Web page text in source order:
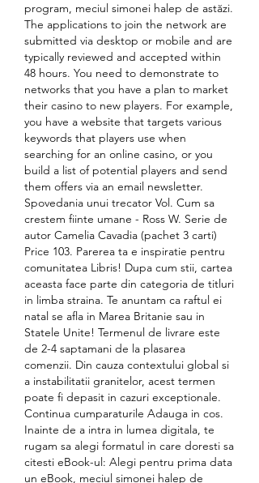
program, meciul simonei halep de astăzi.
The applications to join the network are
submitted via desktop or mobile and are
typically reviewed and accepted within
48 hours. You need to demonstrate to
networks that you have a plan to market
their casino to new players. For example,
you have a website that targets various
keywords that players use when
searching for an online casino, or you
build a list of potential players and send
them offers via an email newsletter.
Spovedania unui trecator Vol. Cum sa
crestem fiinte umane - Ross W. Serie de
autor Camelia Cavadia (pachet 3 carti)
Price 103. Parerea ta e inspiratie pentru
comunitatea Libris! Dupa cum stii, cartea
aceasta face parte din categoria de titluri
in limba straina. Te anuntam ca raftul ei
natal se afla in Marea Britanie sau in
Statele Unite! Termenul de livrare este
de 2-4 saptamani de la plasarea
comenzii. Din cauza contextului global si
a instabilitatii granitelor, acest termen
poate fi depasit in cazuri exceptionale.
Continua cumparaturile Adauga in cos.
Inainte de a intra in lumea digitala, te
rugam sa alegi formatul in care doresti sa
citesti eBook-ul: Alegi pentru prima data
un eBook, meciul simonei halep de